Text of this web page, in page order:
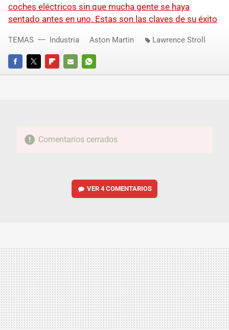
coches eléctricos sin que mucha gente se haya
sentado antes en uno. Estas son las claves de su éxito
FACEBOOKTWITTERFLIPBOARD
E-
WHATSAPP
TEMAS Industria Aston Martin Lawrence Stroll
Comentarios cerrados
VER4 COMENTARIOS